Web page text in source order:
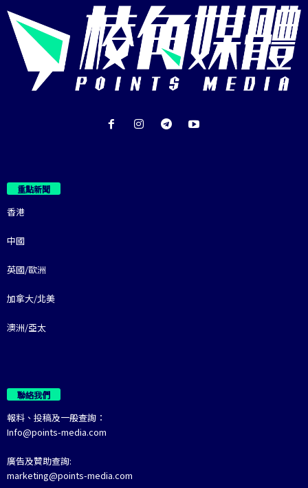
重點新聞
香港
中國
英國/歐洲
加拿大/北美
澳洲/亞太
聯絡我們
報料、投稿及一般查詢：
Info@points-media.com
廣告及贊助查詢:
marketing@points-media.com